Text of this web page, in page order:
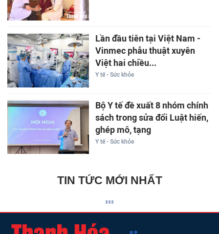
Lần đầu tiên tại Việt Nam -
Vinmec phẫu thuật xuyên
Việt hai chiều...
Y tế - Sức khỏe
Bộ Y tế đề xuất 8 nhóm chính
sách trong sửa đổi Luật hiến,
ghép mô, tạng
Y tế - Sức khỏe
TIN TỨC MỚI NHẤT